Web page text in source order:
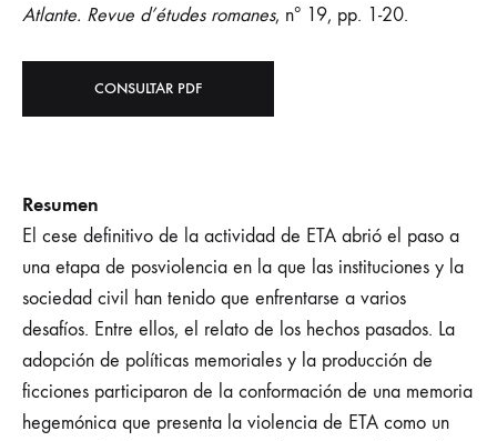
Atlante. Revue d’études romanes, nº 19, pp. 1-20.
CONSULTAR PDF
Resumen
El cese definitivo de la actividad de ETA abrió el paso a
una etapa de posviolencia en la que las instituciones y la
sociedad civil han tenido que enfrentarse a varios
desafíos. Entre ellos, el relato de los hechos pasados. La
adopción de políticas memoriales y la producción de
ficciones participaron de la conformación de una memoria
hegemónica que presenta la violencia de ETA como un